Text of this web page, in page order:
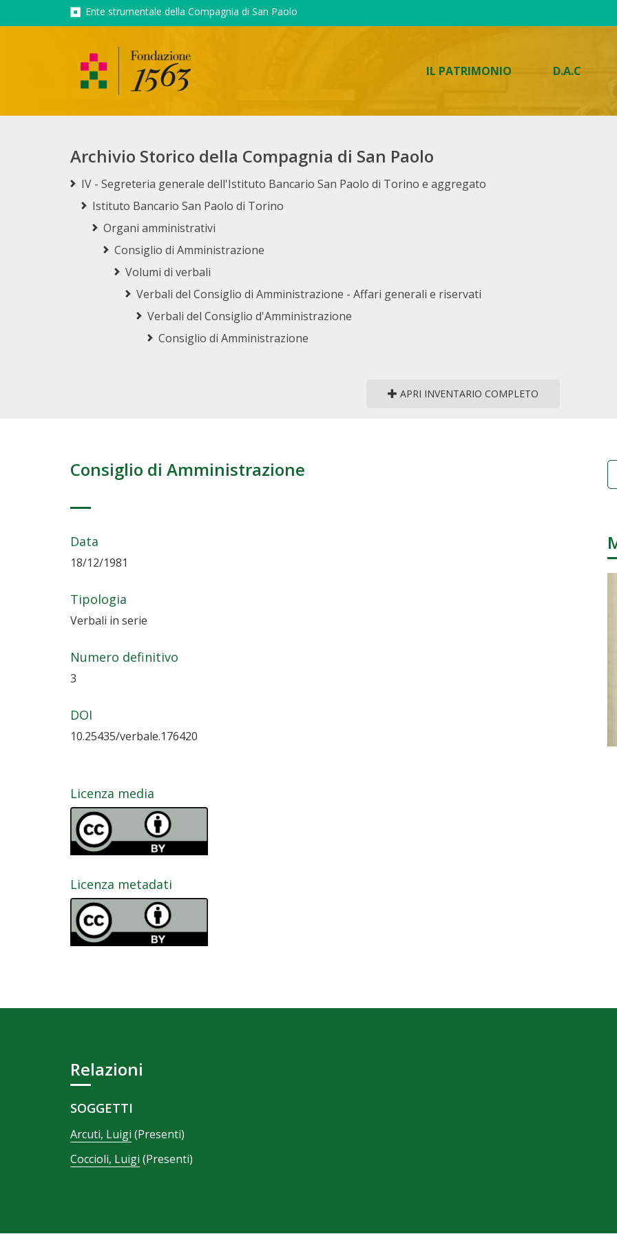
Ente strumentale della Compagnia di San Paolo
IL PATRIMONIO D.A.C
Archivio Storico della Compagnia di San Paolo
IV - Segreteria generale dell'Istituto Bancario San Paolo di Torino e aggregato
Istituto Bancario San Paolo di Torino
Organi amministrativi
Consiglio di Amministrazione
Volumi di verbali
Verbali del Consiglio di Amministrazione - Affari generali e riservati
Verbali del Consiglio d'Amministrazione
Consiglio di Amministrazione
APRI INVENTARIO COMPLETO
Consiglio di Amministrazione
Data
18/12/1981
Tipologia
Verbali in serie
Numero definitivo
3
DOI
10.25435/verbale.176420
Licenza media
Licenza metadati
Relazioni
SOGGETTI
Arcuti, Luigi (Presenti)
Coccioli, Luigi (Presenti)